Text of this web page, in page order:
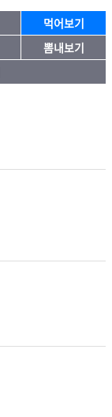
먹어보기
뽐내보기